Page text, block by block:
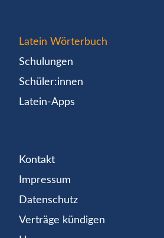
Latein Wörterbuch
Schulungen
Schüler:innen
Latein-Apps
Kontakt
Impressum
Datenschutz
Verträge kündigen